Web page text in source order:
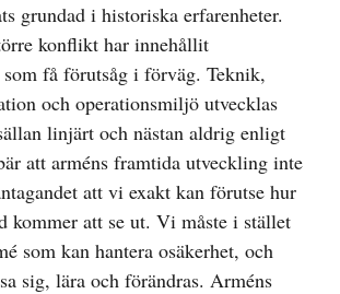
grundad i historiska erfarenheter.
konflikt har innehållit
som få förutsåg i förväg. Teknik,
och operationsmiljö utvecklas
linjärt och nästan aldrig enligt
att arméns framtida utveckling inte
att vi exakt kan förutse hur
kommer att se ut. Vi måste i stället
som kan hantera osäkerhet, och
sig, lära och förändras. Arméns